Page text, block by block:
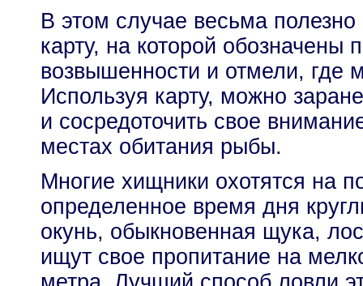
В этом случае весьма
карту, на которой обозначены
возвышенности и отмели, где
Используя карту, можно
и сосредоточить свое
местах обитания рыбы.
Многие хищники охотятся на
определенное время дня
окунь, обыкновенная щука,
ищут свое пропитание на